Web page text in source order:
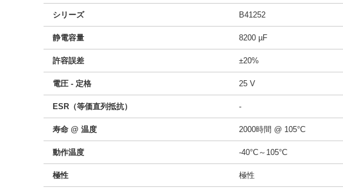
シリーズ B41252
静電容量 8200 µF
許容誤差 ±20%
電圧 - 定格 25 V
ESR（等価直列抵抗） -
寿命 @ 温度 2000時間 @ 105°C
動作温度 -40°C～105°C
極性 極性